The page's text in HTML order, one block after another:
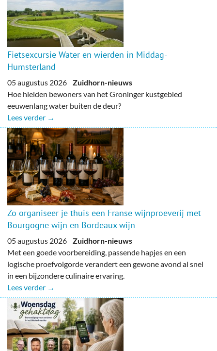
Fietsexcursie Water en wierden in Middag-
Humsterland
05 augustus 2026 Zuidhorn-nieuws
Hoe hielden bewoners van het Groninger kustgebied
eeuwenlang water buiten de deur?
Lees verder →
Zo organiseer je thuis een Franse wijnproeverij met
Bourgogne wijn en Bordeaux wijn
05 augustus 2026 Zuidhorn-nieuws
Met een goede voorbereiding, passende hapjes en een
logische proefvolgorde verandert een gewone avond al snel
in een bijzondere culinaire ervaring.
Lees verder →